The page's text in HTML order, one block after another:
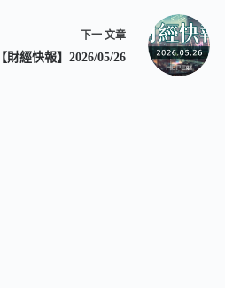
下一 文章
【財經快報】2026/05/26